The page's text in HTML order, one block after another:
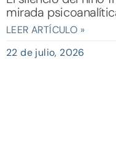
mirada
LEER ARTÍCULO »
22 de julio, 2026